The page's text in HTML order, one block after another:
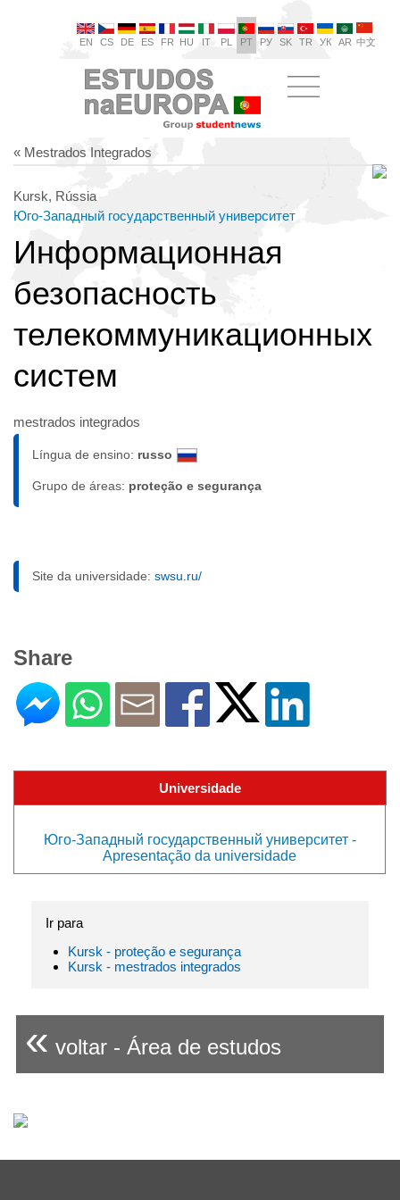
EN CS DE ES FR HU IT PL PT РУ SK TR УК AR 中文
« Mestrados Integrados
Kursk, Rússia
Юго-Западный государственный университет
Информационная
безопасность
телекоммуникационных
систем
mestrados integrados
Língua de ensino: russo
Grupo de áreas: proteção e segurança
Site da universidade: swsu.ru/
Share
Universidade
Юго-Западный государственный университет -
Apresentação da universidade
Ir para
Kursk - proteção e segurança
Kursk - mestrados integrados
« voltar - Área de estudos